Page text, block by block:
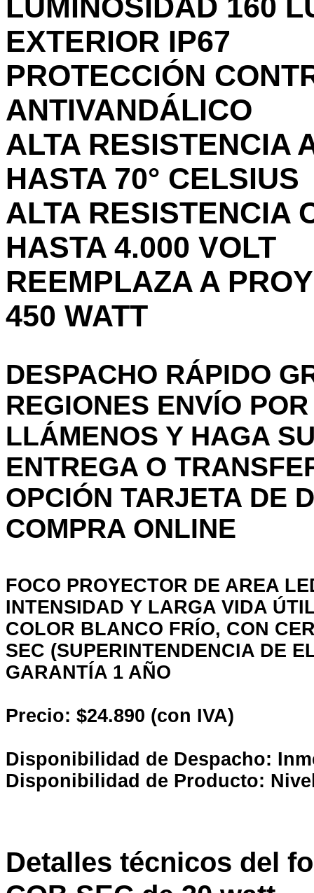
LUMINOSIDAD 160
EXTERIOR IP67
PROTECCIÓN
ANTIVANDÁLICO
ALTA RESISTENCIA
HASTA 70° CELSIUS
ALTA RESISTENCIA
HASTA 4.000 VOLT
REEMPLAZA A
450 WATT
DESPACHO RÁPIDO
REGIONES ENVÍO
LLÁMENOS Y HAGA
ENTREGA O
OPCIÓN TARJETA DE
COMPRA ONLINE
FOCO PROYECTOR DE AREA
INTENSIDAD Y LARGA VIDA
COLOR BLANCO FRÍO, CON
SEC (SUPERINTENDENCIA DE
GARANTÍA 1 AÑO
Precio: $24.890 (con IVA)
Disponibilidad de Despacho:
Disponibilidad de Producto:
Detalles técnicos del